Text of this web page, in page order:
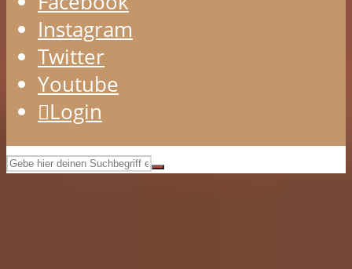
Instagram
Twitter
Youtube
Login